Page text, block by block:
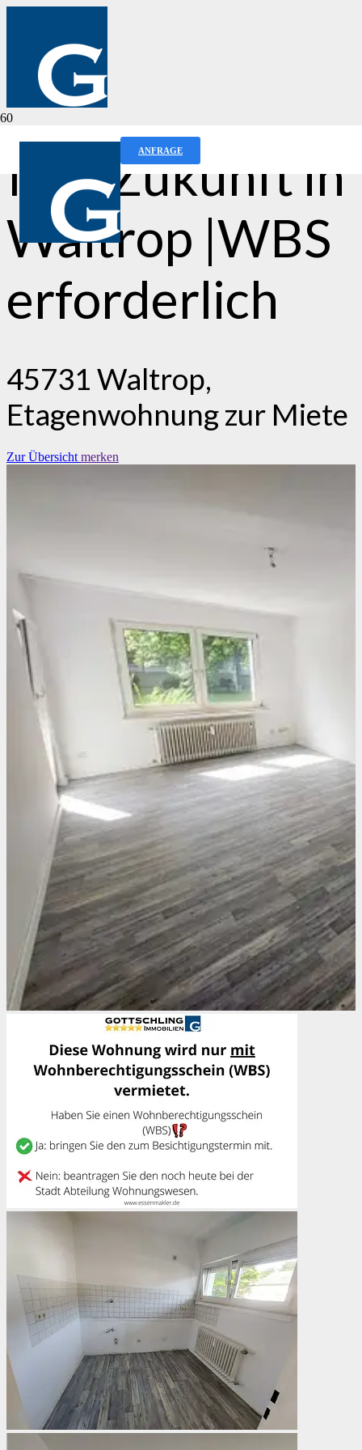
ANFRAGE
Ihre Zukunft in
Waltrop |WBS
erforderlich
45731 Waltrop,
Etagenwohnung zur Miete
Zur Übersicht merken